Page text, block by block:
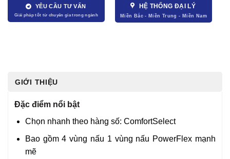
YÊU CẦU TƯ VẤN HỆ THỐNG ĐẠI LÝ
GIỚI THIỆU
Đặc điểm nổi bật
Chọn nhanh theo hàng số: ComfortSelect
Bao gồm 4 vùng nấu 1 vùng nấu PowerFlex mạnh
mẽ